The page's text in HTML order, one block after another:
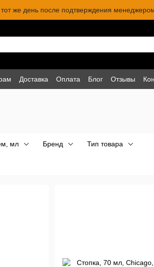
же день после подтверждения
Доставка Оплата Блог Отзывы
мл Бренд Тип товара